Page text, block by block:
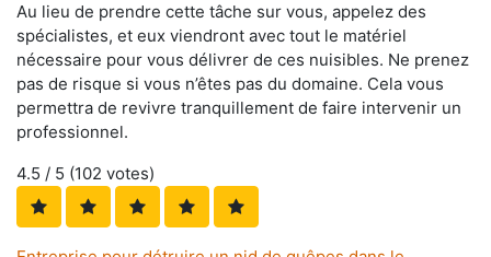
Au lieu de prendre cette tâche sur vous, appelez des
spécialistes, et eux viendront avec tout le matériel
nécessaire pour vous délivrer de ces nuisibles. Ne prenez
pas de risque si vous n’êtes pas du domaine. Cela vous
permettra de revivre tranquillement de faire intervenir un
professionnel.
4.5 / 5 (102 votes)